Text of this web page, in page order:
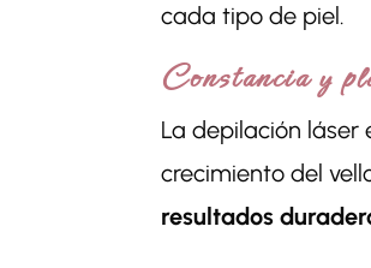
cada tipo de piel.
Constancia y
La depilación láser
crecimiento del
resultados